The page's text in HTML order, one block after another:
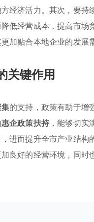
经济活力。其次，要持
低经营成本，提高市场
加贴合本地企业的发展
关键作用
的支持，政策有助于增
惠企政策扶持，能够切实
进而提升全市产业结构
良好的经营环境，同时